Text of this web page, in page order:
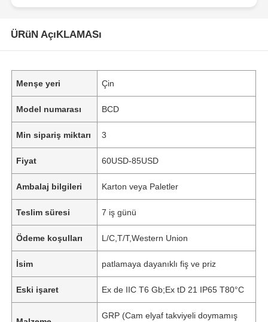
ÜRüN AçıKLAMASı
Menşe yeri Çin
Model numarası BCD
Min sipariş miktarı 3
Fiyat 60USD-85USD
Ambalaj bilgileri Karton veya Paletler
Teslim süresi 7 iş günü
Ödeme koşulları L/C,T/T,Western Union
İsim patlamaya dayanıklı fiş ve priz
Eski işaret Ex de IIC T6 Gb;Ex tD 21 IP65 T80°C
GRP (Cam elyaf takviyeli doymamış